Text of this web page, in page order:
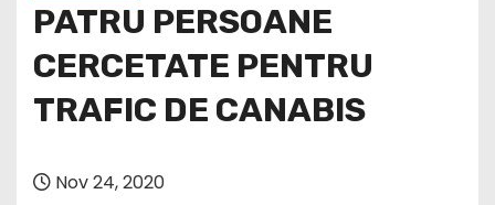
PATRU PERSOANE
CERCETATE PENTRU
TRAFIC DE CANABIS
Nov 24, 2020